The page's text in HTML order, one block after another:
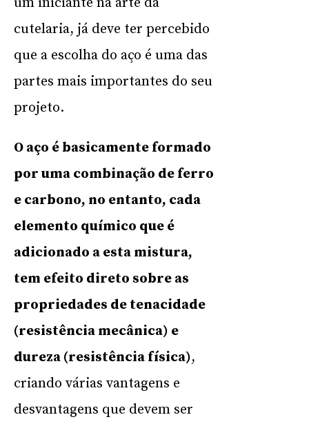
cutelaria, já deve ter percebido
que a escolha do aço é uma das
partes mais importantes do seu
projeto.
O aço é basicamente formado
por uma combinação de ferro
e carbono, no entanto, cada
elemento químico que é
adicionado a esta mistura,
tem efeito direto sobre as
propriedades de tenacidade
(resistência mecânica) e
dureza (resistência física),
criando várias vantagens e
desvantagens que devem ser